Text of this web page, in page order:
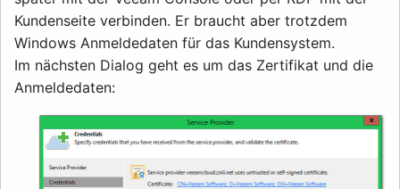
Kundenseite verbinden. Er braucht aber trotzdem
Windows Anmeldedaten für das Kundensystem.
Im nächsten Dialog geht es um das Zertifikat und die
Anmeldedaten: